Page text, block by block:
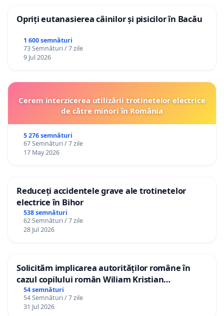
Opriți eutanasierea câinilor și pisicilor în Bacău
1 600 semnături
73 Semnături / 7 zile
9 Jul 2026
Cerem interzicerea utilizării trotinetelor electrice
de către minori în România
5 276 semnături
67 Semnături / 7 zile
17 May 2026
Reduceți accidentele grave ale trotinetelor
electrice în Bihor
538 semnături
62 Semnături / 7 zile
28 Jul 2026
Solicităm implicarea autorităților române în
cazul copilului român Wiliam Kristian
Gheorghe, aflat în plasament în Danemarca de
12 ani
54 semnături
54 Semnături / 7 zile
31 Jul 2026